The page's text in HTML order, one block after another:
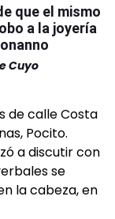
que el mismo
a la joyería
Cuyo
de calle Costa
Pocito.
a discutir con
se
la cabeza, en